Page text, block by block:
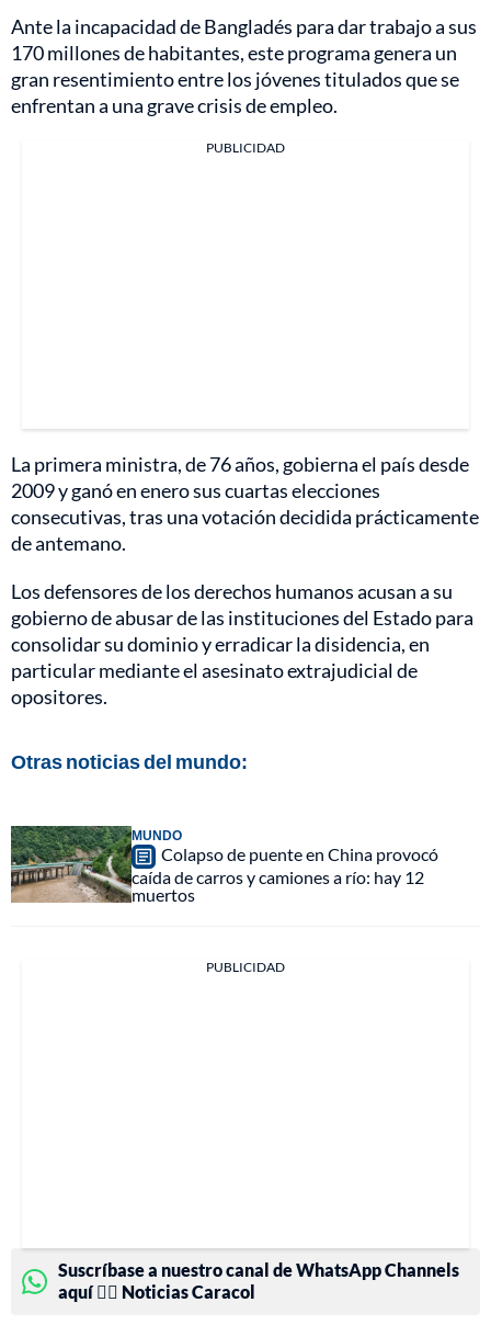
Ante la incapacidad de Bangladés para dar trabajo a sus
170 millones de habitantes, este programa genera un
gran resentimiento entre los jóvenes titulados que se
enfrentan a una grave crisis de empleo.
PUBLICIDAD
La primera ministra, de 76 años, gobierna el país desde
2009 y ganó en enero sus cuartas elecciones
consecutivas, tras una votación decidida prácticamente
de antemano.
Los defensores de los derechos humanos acusan a su
gobierno de abusar de las instituciones del Estado para
consolidar su dominio y erradicar la disidencia, en
particular mediante el asesinato extrajudicial de
opositores.
Otras noticias del mundo:
MUNDO
Colapso de puente en China provocó
caída de carros y camiones a río: hay 12
muertos
PUBLICIDAD
Suscríbase a nuestro canal de WhatsApp Channels
aquí 👉🏻 Noticias Caracol